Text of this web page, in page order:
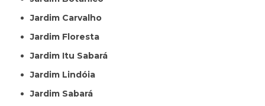
Jardim Carvalho
Jardim Floresta
Jardim Itu Sabará
Jardim Lindóia
Jardim Sabará